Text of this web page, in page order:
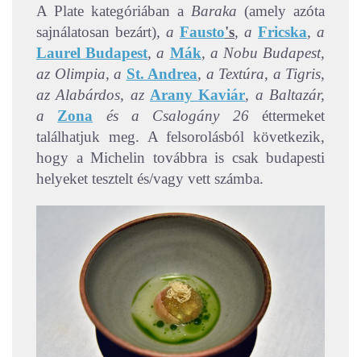
A Plate kategóriában a Baraka (amely azóta
sajnálatosan bezárt), a Fausto's, a Fricska, a
Laurel Budapest, a Mák, a Nobu Budapest,
az Olimpia, a St. Andrea, a Textúra, a Tigris,
az Alabárdos, az Arany Kaviár, a Baltazár,
a Zona és a Csalogány 26éttermeket
találhatjuk meg. A felsorolásból következik,
hogy a Michelin továbbra is csak budapesti
helyeket tesztelt és/vagy vett számba.